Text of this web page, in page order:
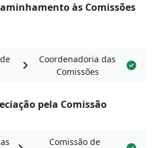
às Comissões
Coordenadoria das
Comissões
pela Comissão
Comissão de